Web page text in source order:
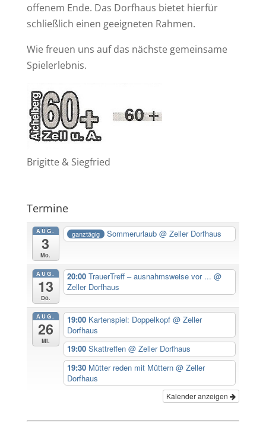
offenem Ende. Das Dorfhaus bietet hierfür
schließlich einen geeigneten Rahmen.
Wie freuen uns auf das nächste gemeinsame
Spielerlebnis.
Brigitte & Siegfried
Termine
AUG.
3
Mo.
ganztägig Sommerurlaub @ Zeller Dorfhaus
AUG.
13
Do.
20:00TrauerTreff – ausnahmsweise vor ...@
Zeller Dorfhaus
AUG.
26
Mi.
19:00 Kartenspiel: Doppelkopf@ Zeller
Dorfhaus
19:00Skattreffen@ Zeller Dorfhaus
19:30 Mütter reden mit Müttern@ Zeller
Dorfhaus
Kalender anzeigen